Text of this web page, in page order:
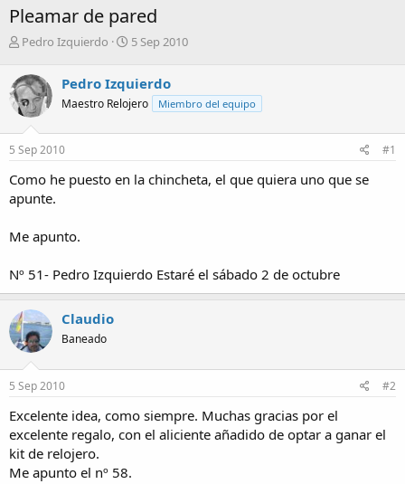
Pleamar de pared
I
i
c
i
a
d
o
d
e
t
m
Pedro Izquierdo
F
h
a
e
n
5 Sep 2010
Pedro Izquierdo
Maestro Relojero Miembro del equipo
5 Sep 2010 #1
Como he puesto en la chincheta, el que quiera uno que se
apunte.
Me apunto.
Nº 51- Pedro Izquierdo Estaré el sábado 2 de octubre
Claudio
Baneado
5 Sep 2010 #2
Excelente idea, como siempre. Muchas gracias por el
excelente regalo, con el aliciente añadido de optar a ganar el
kit de relojero.
Me apunto el nº 58.